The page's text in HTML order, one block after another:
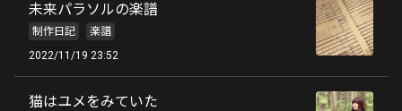
未来パラソルの楽譜
制作日記
楽譜
2022/11/19 23:52
猫はユメをみていた